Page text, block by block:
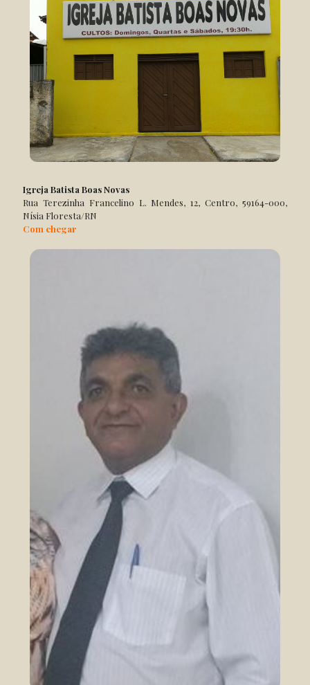
Igreja Batista Boas Novas
Rua Terezinha Francelino L. Mendes, 12, Centro, 59164-000,
Nísia Floresta/RN
Com chegar